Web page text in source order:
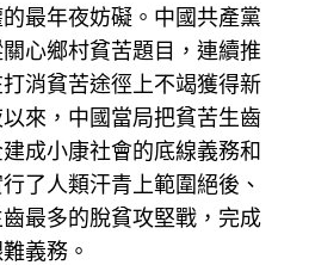
年夜妨礙。中國共產黨
心鄉村貧苦題目，連續推
消貧苦途徑上不竭獲得新
來，中國當局把貧苦生齒
成小康社會的底線義務和
了人類汗青上範圍絕後、
最多的脫貧攻堅戰，完成
義務。